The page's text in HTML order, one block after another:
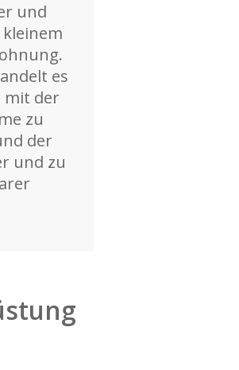
und
es
mit der
zu
der
und zu